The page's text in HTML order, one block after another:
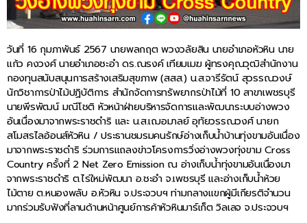
วันที่ 16 กุมภาพันธ์ 2567 นายพลกฤต พวงวลัยสิน นายอำเภอหัวหิน นาย
แก้ว คงวงศ์ นายอำเภอชะอำ ดร.ณรงค์ เทียมเมฆ ผู้ทรงคุณวุฒิสำนักงาน
กองทุนสนับสนุนการสร้างเสริมสุขภาพ (สสส.) น.ส.จารีรัตน์ สุวรรณวงษ์
นักวิชาการป่าไม้ปฏิบัติการ สำนักจัดการทรัพยากรป่าไม้ที่ 10 สาขาเพชรบุรี
นายพีรพัฒน์ มณีโชติ หัวหน้าฝ่ายบริหารจัดการและพัฒนาระบบอ่างพวง
อันเนื่องมาจากพระราชดำริ และ น.ส.เฌอมาลย์ อุทัยวรรณวงศ์ นายก
สโมสรไลอ้อนส์หัวหิน / ประธานชมรมคนรักษ์อ่างเก็บน้ำบ้านทุ่งขามอันเนื่อง
มาจากพระราชดำริ ร่วมการแถลงข่าวโครงการวิ่งอ่างพวงทุ่งขาม Cross
Country ครั้งที่ 2 Net Zero Emission ณ อ่างเก็บน้ำทุ่งขามอันเนื่องมา
จากพระราชดำริ ต.ไร่ใหม่พัฒนา อ.ชะอำ จ.เพชรบุรี และอ่างเก็บน้ำห้วย
ไม้ตาย ต.หนองพลับ อ.หัวหิน จ.ประจวบฯ ท่ามกลางแขกผู้มีเกียรติจำนวน
มากร่วมรับฟังที่ลานด้านหน้าศูนย์การค้าหัวหินมาร์เก็ต วิลเลจ จ.ประจวบฯ